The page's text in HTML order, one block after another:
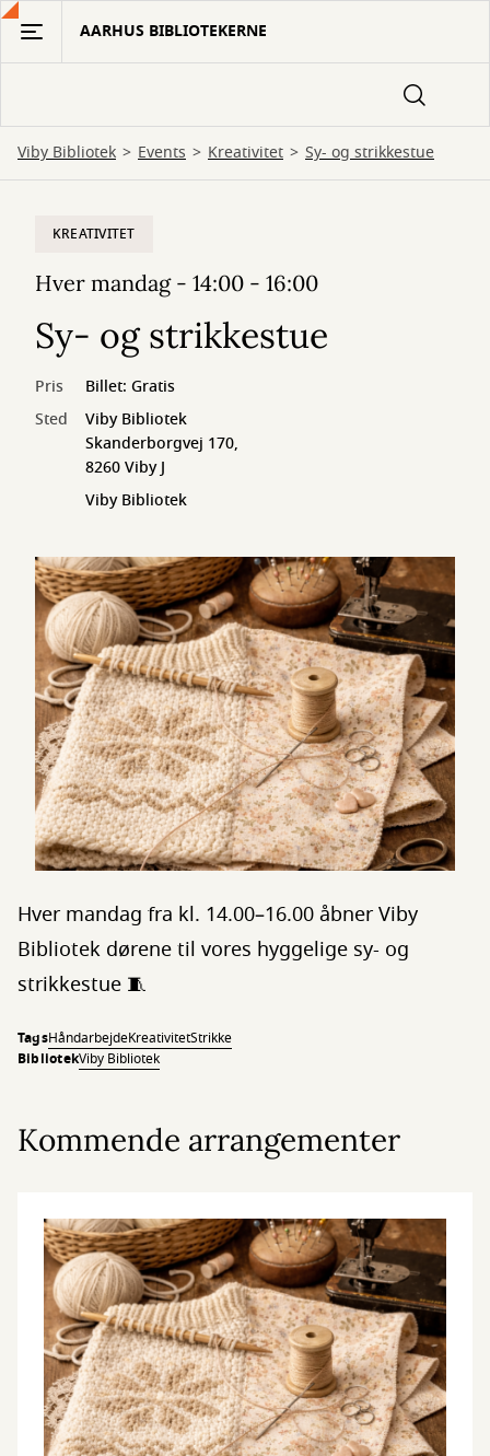
Gå
hovedindhold
AARHUS BIBLIOTEKERNE
Viby Bibliotek Events Kreativitet Sy- og strikkestue
KREATIVITET
Hver mandag - 14:00 - 16:00
Sy- og strikkestue
Pris
Billet: Gratis
Sted
Viby Bibliotek
Skanderborgvej 170,
8260 Viby J
Viby Bibliotek
Hver mandag fra kl. 14.00–16.00 åbner Viby
Bibliotek dørene til vores hyggelige sy- og
strikkestue 🧵
TagsHåndarbejdeKreativitetStrikke
BibliotekViby Bibliotek
Kommende arrangementer